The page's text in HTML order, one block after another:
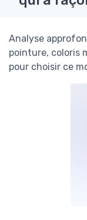
Analyse
pointure, coloris
pour choisir ce